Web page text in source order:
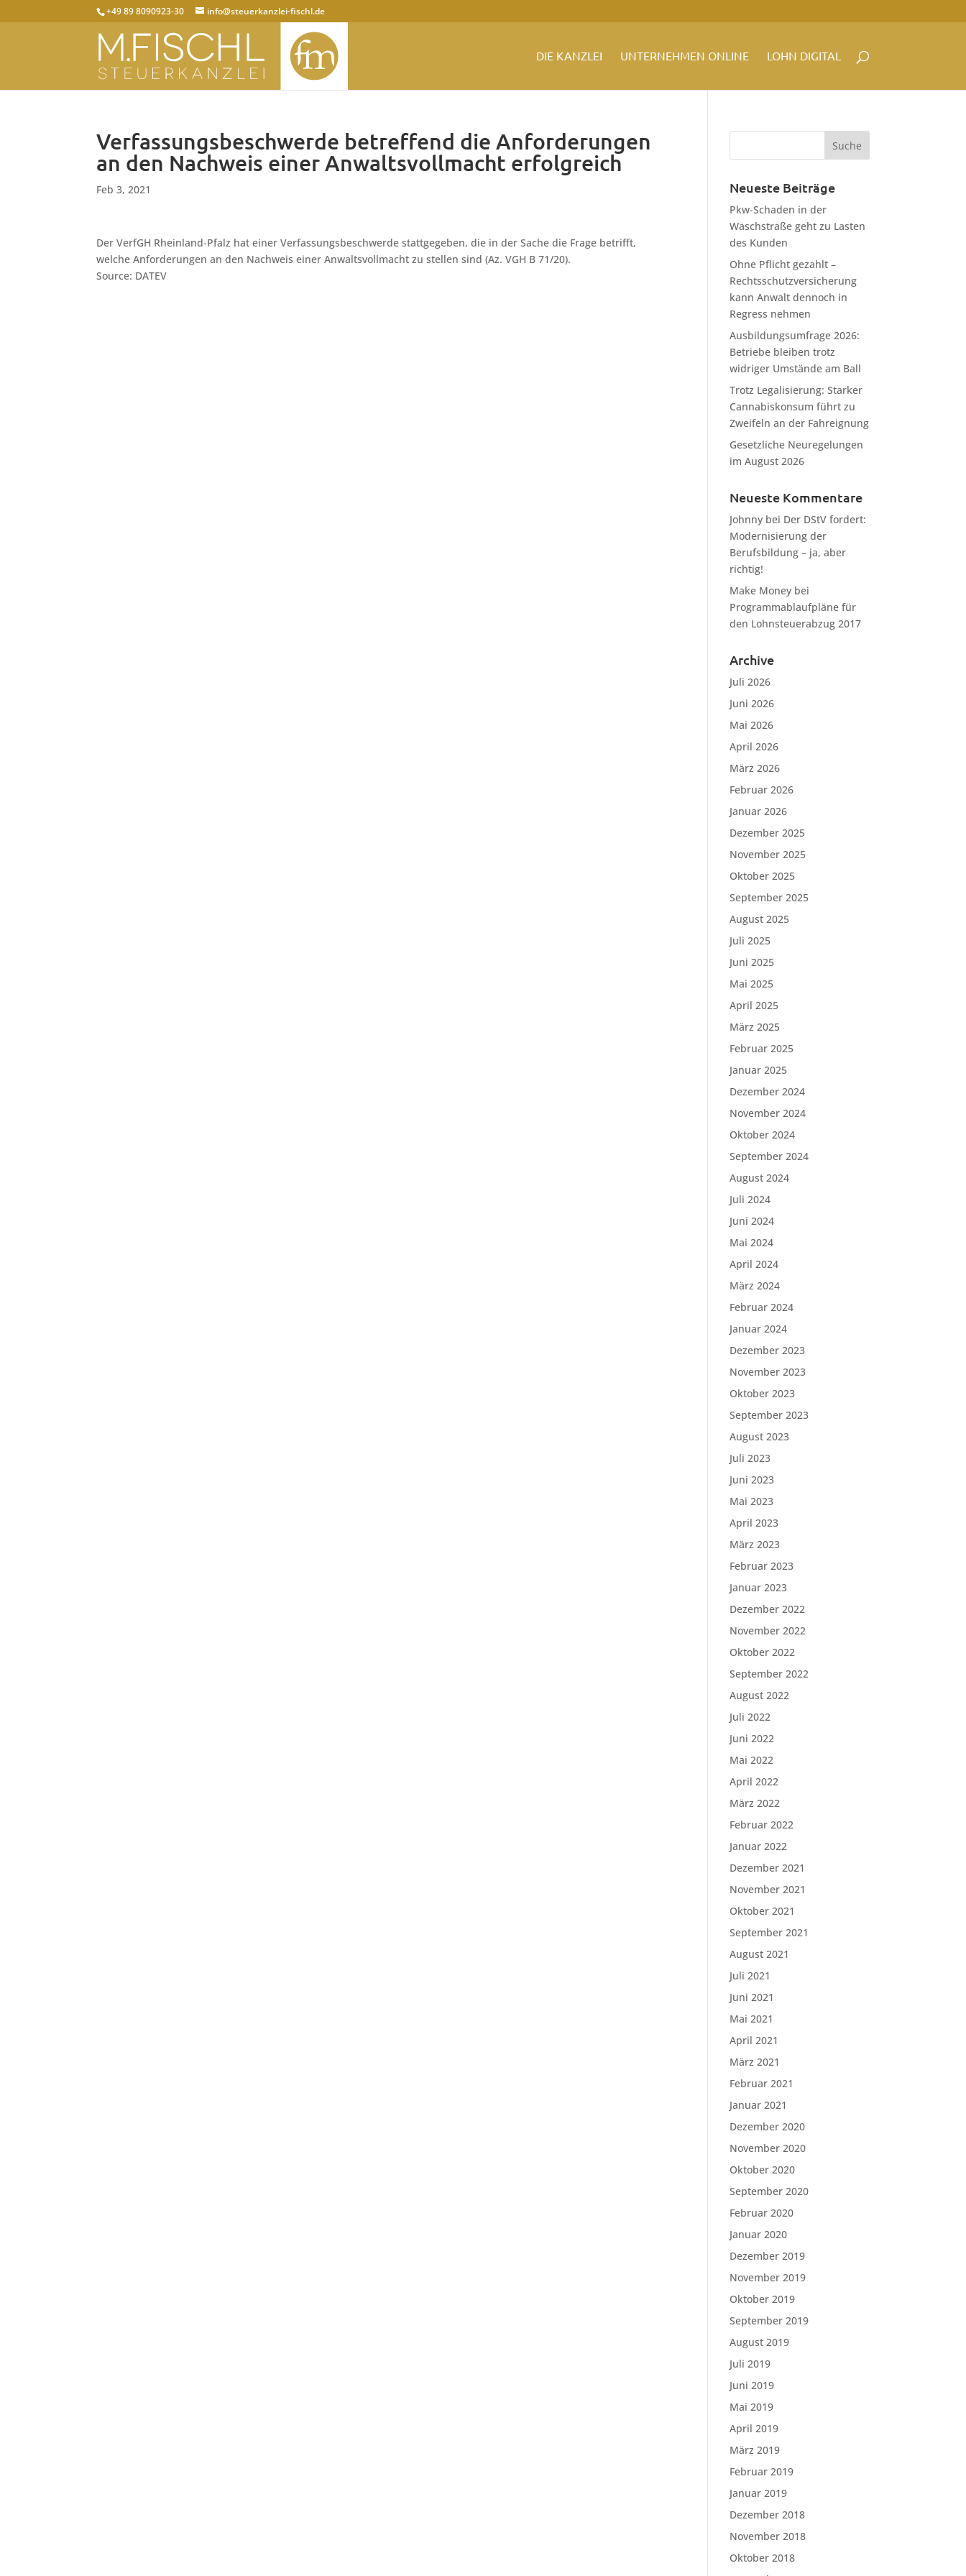
+49 89 8090923-30 info@steuerkanzlei-fischl.de
DIE KANZLEI UNTERNEHMEN ONLINE LOHN DIGITAL
Verfassungsbeschwerde betreffend die Anforderungen
an den Nachweis einer Anwaltsvollmacht erfolgreich
Feb 3, 2021
Der VerfGH Rheinland-Pfalz hat einer Verfassungsbeschwerde stattgegeben, die in der Sache die Frage betrifft,
welche Anforderungen an den Nachweis einer Anwaltsvollmacht zu stellen sind (Az. VGH B 71/20).
Source: DATEV
Neueste Beiträge
Pkw-Schaden in der
Waschstraße geht zu Lasten
des Kunden
Ohne Pflicht gezahlt –
Rechtsschutzversicherung
kann Anwalt dennoch in
Regress nehmen
Ausbildungsumfrage 2026:
Betriebe bleiben trotz
widriger Umstände am Ball
Trotz Legalisierung: Starker
Cannabiskonsum führt zu
Zweifeln an der Fahreignung
Gesetzliche Neuregelungen
im August 2026
Neueste Kommentare
Johnny bei Der DStV fordert:
Modernisierung der
Berufsbildung – ja, aber
richtig!
Make Money bei
Programmablaufpläne für
den Lohnsteuerabzug 2017
Archive
Juli 2026
Juni 2026
Mai 2026
April 2026
März 2026
Februar 2026
Januar 2026
Dezember 2025
November 2025
Oktober 2025
September 2025
August 2025
Juli 2025
Juni 2025
Mai 2025
April 2025
März 2025
Februar 2025
Januar 2025
Dezember 2024
November 2024
Oktober 2024
September 2024
August 2024
Juli 2024
Juni 2024
Mai 2024
April 2024
März 2024
Februar 2024
Januar 2024
Dezember 2023
November 2023
Oktober 2023
September 2023
August 2023
Juli 2023
Juni 2023
Mai 2023
April 2023
März 2023
Februar 2023
Januar 2023
Dezember 2022
November 2022
Oktober 2022
September 2022
August 2022
Juli 2022
Juni 2022
Mai 2022
April 2022
März 2022
Februar 2022
Januar 2022
Dezember 2021
November 2021
Oktober 2021
September 2021
August 2021
Juli 2021
Juni 2021
Mai 2021
April 2021
März 2021
Februar 2021
Januar 2021
Dezember 2020
November 2020
Oktober 2020
September 2020
Februar 2020
Januar 2020
Dezember 2019
November 2019
Oktober 2019
September 2019
August 2019
Juli 2019
Juni 2019
Mai 2019
April 2019
März 2019
Februar 2019
Januar 2019
Dezember 2018
November 2018
Oktober 2018